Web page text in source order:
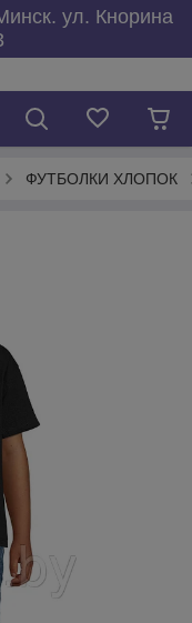
ул. Кнорина
ФУТБОЛКИ ХЛОПОК